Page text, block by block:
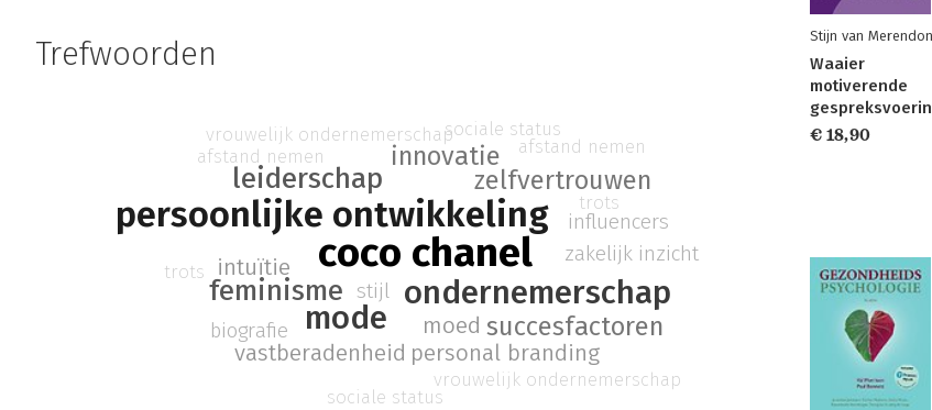
Trefwoorden
coco chanel
persoonlijke ontwikkeling
ondernemerschap
mode
leiderschap
feminisme
innovatie
zelfvertrouwen
succesfactoren
personal branding
vastberadenheid
moed
intuïtie zakelijk inzicht
influencers
stijl
biografie
afstand nemen
trots
vrouwelijk ondernemerschapsociale status
afstand nemen
trots
vrouwelijk ondernemerschap
sociale status
Stijn van
Waaier
motiverende
€ 18,90